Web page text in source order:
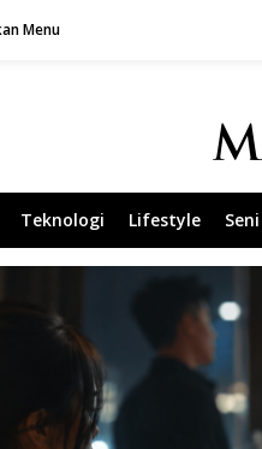
Menu
Teknologi Lifestyle Seni